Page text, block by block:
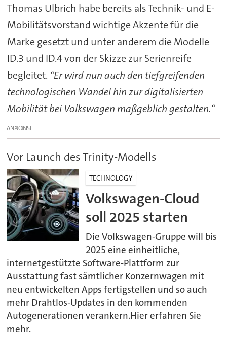
Thomas Ulbrich habe bereits als Technik- und E-
Mobilitätsvorstand wichtige Akzente für die
Marke gesetzt und unter anderem die Modelle
ID.3 und ID.4 von der Skizze zur Serienreife
begleitet. “Er wird nun auch den tiefgreifenden
technologischen Wandel hin zur digitalisierten
Mobilität bei Volkswagen maßgeblich gestalten.“
ANZEIGE
Vor Launch des Trinity-Modells
TECHNOLOGY
Volkswagen-Cloud
soll 2025 starten
Die Volkswagen-Gruppe will bis
2025 eine einheitliche,
internetgestützte Software-Plattform zur
Ausstattung fast sämtlicher Konzernwagen mit
neu entwickelten Apps fertigstellen und so auch
mehr Drahtlos-Updates in den kommenden
Autogenerationen verankern.Hier erfahren Sie
mehr.